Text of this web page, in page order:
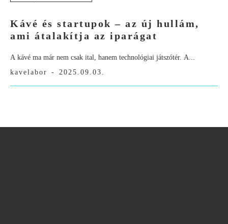
Kávé és startupok – az új hullám,
ami átalakítja az iparágat
A kávé ma már nem csak ital, hanem technológiai játszótér. A...
kavelabor
- 2025.09.03.